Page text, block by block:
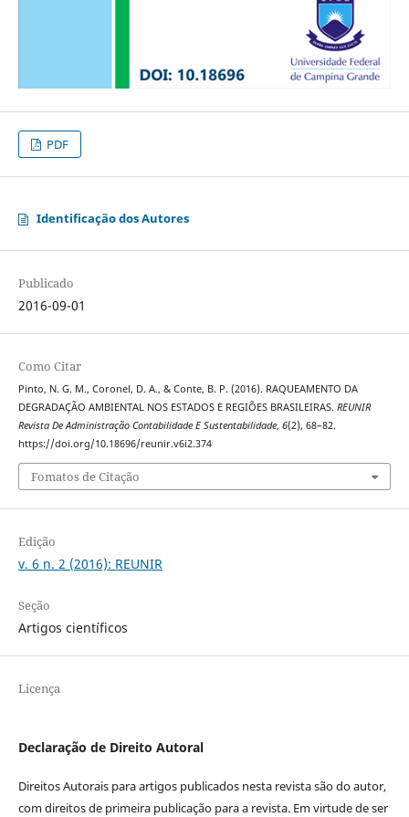
PDF
Identificação dos Autores
Publicado
2016-09-01
Como Citar
Pinto, N. G. M., Coronel, D. A., & Conte, B. P. (2016). RAQUEAMENTO DA
DEGRADAÇÃO AMBIENTAL NOS ESTADOS E REGIÕES BRASILEIRAS. REUNIR
Revista De Administração Contabilidade E Sustentabilidade, 6(2), 68–82.
https://doi.org/10.18696/reunir.v6i2.374
Fomatos de Citação
Edição
v. 6 n. 2 (2016): REUNIR
Seção
Artigos científicos
Licença
Declaração de Direito Autoral
Direitos Autorais para artigos publicados nesta revista são do autor,
com direitos de primeira publicação para a revista. Em virtude de ser